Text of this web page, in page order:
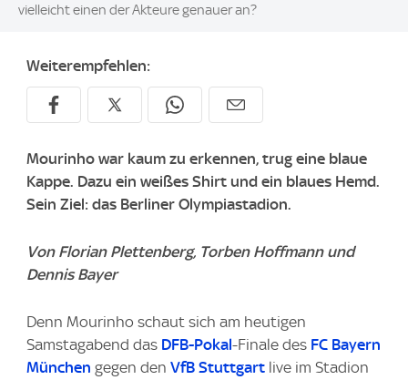
vielleicht einen der Akteure genauer an?
Weiterempfehlen:
Mourinho war kaum zu erkennen, trug eine blaue
Kappe. Dazu ein weißes Shirt und ein blaues Hemd.
Sein Ziel: das Berliner Olympiastadion.
Von Florian Plettenberg, Torben Hoffmann und
Dennis Bayer
Denn Mourinho schaut sich am heutigen
Samstagabend das DFB-Pokal-Finale des FC Bayern
München gegen den VfB Stuttgart live im Stadion